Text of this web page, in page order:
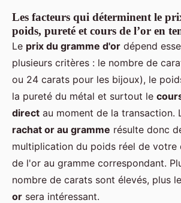
Les facteurs qui déterminent le
poids, pureté et cours de l’or en
Le prix du gramme d'or dépend
plusieurs critères : le nombre de
ou 24 carats pour les bijoux), le
la pureté du métal et surtout le
direct au moment de la transaction.
rachat or au gramme résulte donc
multiplication du poids réel de votre
de l'or au gramme correspondant.
nombre de carats sont élevés, plus le
or sera intéressant.